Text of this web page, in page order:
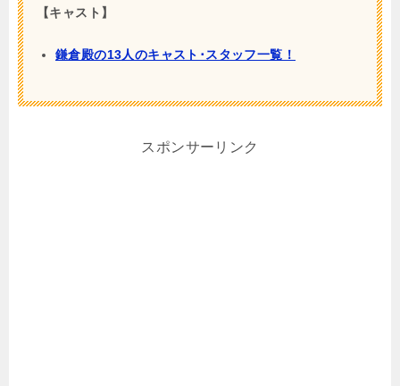
【キャスト】
鎌倉殿の13人のキャスト･スタッフ一覧！
スポンサーリンク